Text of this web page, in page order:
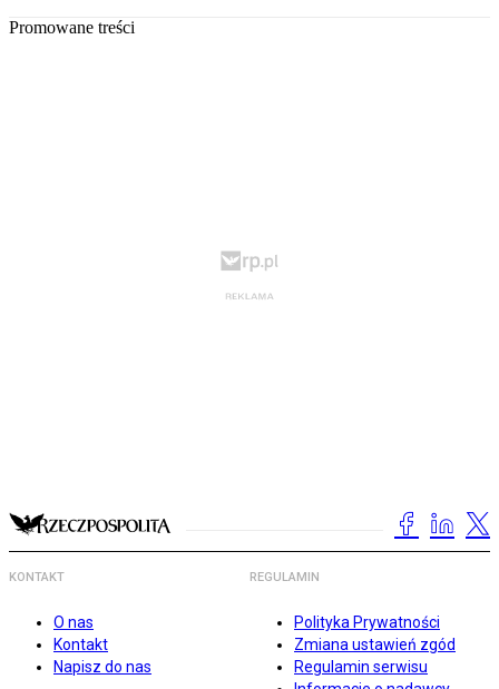
Promowane treści
KONTAKT
O nas
Kontakt
Napisz do nas
REGULAMIN
Polityka Prywatności
Zmiana ustawień zgód
Regulamin serwisu